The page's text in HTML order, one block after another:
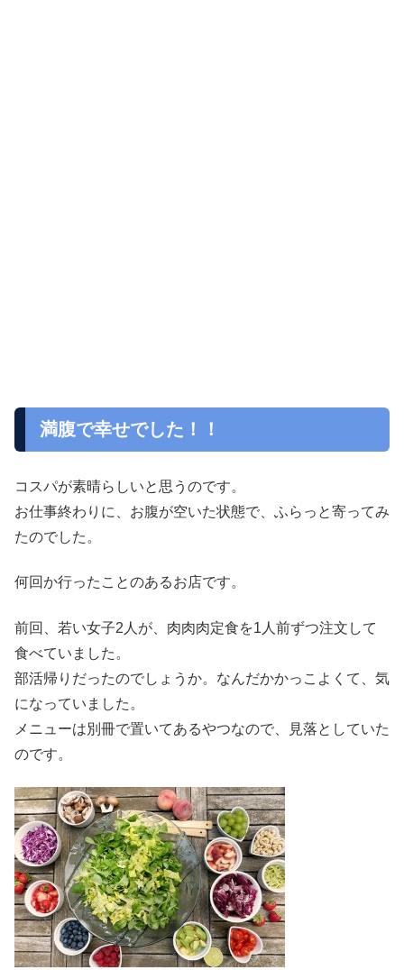
満腹で幸せでした！！
コスパが素晴らしいと思うのです。
お仕事終わりに、お腹が空いた状態で、ふらっと寄ってみ
たのでした。
何回か行ったことのあるお店です。
前回、若い女子2人が、肉肉肉定食を1人前ずつ注文して
食べていました。
部活帰りだったのでしょうか。なんだかかっこよくて、気
になっていました。
メニューは別冊で置いてあるやつなので、見落としていた
のです。